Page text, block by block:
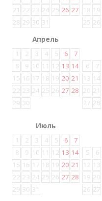
21 22 23 24 25 26 27
28 29 30 31
18 19
25 26
Апрель
1
2 3 4 5 6
7
8
9 10 11 12 13 14
15 16 17 18 19 20 21
22 23 24 25 26 27 28
29 30
6
7
13 14
20 21
27 28
Июль
1
2 3 4 5 6
7
8
9 10 11 12 13 14
15 16 17 18 19 20 21
22 23 24 25 26 27 28
29 30 31
5
6
12 13
19 20
26 27